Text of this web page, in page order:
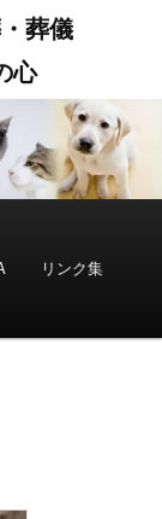
葬儀
心
リンク集